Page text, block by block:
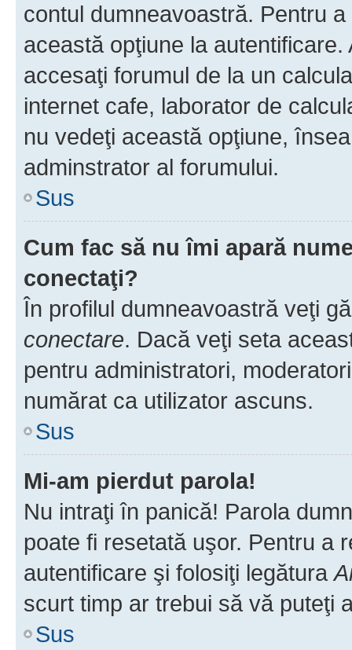
contul dumneavoastră. Pentru
această opţiune la
accesaţi forumul de la un
internet cafe, laborator de
nu vedeţi această opţiune,
adminstrator al forumului.
Sus
Cum fac să nu îmi apară
conectaţi?
În profilul dumneavoastră veţi
conectare. Dacă veţi seta
pentru administratori,
numărat ca utilizator ascuns.
Sus
Mi-am pierdut parola!
Nu intraţi în panică! Parola
poate fi resetată uşor. Pentru a
autentificare şi folosiţi legătura
scurt timp ar trebui să vă puteţi
Sus